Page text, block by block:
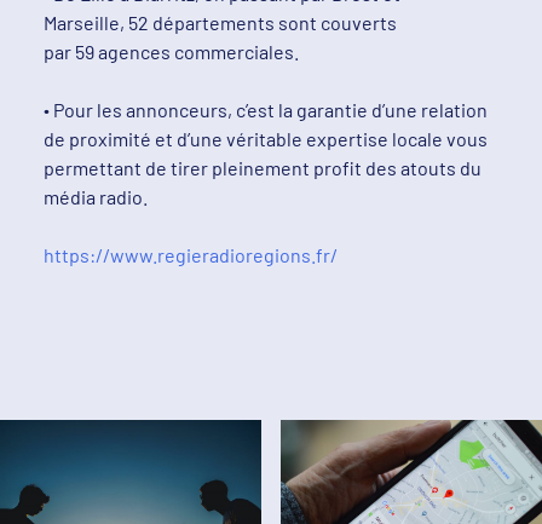
Marseille, 52 départements sont couverts
par 59 agences commerciales.
∙ Pour les annonceurs, c’est la garantie d’une relation
de proximité et d’une véritable expertise locale vous
permettant de tirer pleinement profit des atouts du
média radio.
https://www.regieradioregions.fr/